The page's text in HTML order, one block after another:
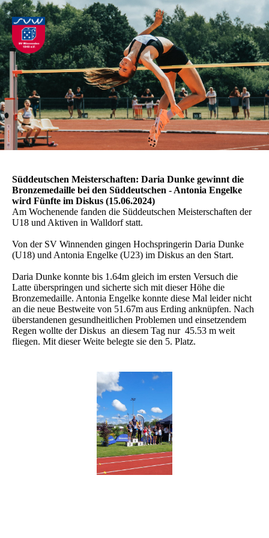
Süddeutschen Meisterschaften: Daria Dunke gewinnt die
Bronzemedaille bei den Süddeutschen - Antonia Engelke
wird Fünfte im Diskus (15.06.2024)
Am Wochenende fanden die Süddeutschen Meisterschaften der
U18 und Aktiven in Walldorf statt.
Von der SV Winnenden gingen Hochspringerin Daria Dunke
(U18) und Antonia Engelke (U23) im Diskus an den Start.
Daria Dunke konnte bis 1.64m gleich im ersten Versuch die
Latte überspringen und sicherte sich mit dieser Höhe die
Bronzemedaille. Antonia Engelke konnte diese Mal leider nicht
an die neue Bestweite von 51.67m aus Erding anknüpfen. Nach
überstandenen gesundheitlichen Problemen und einsetzendem
Regen wollte der Diskus an diesem Tag nur 45.53 m weit
fliegen. Mit dieser Weite belegte sie den 5. Platz.